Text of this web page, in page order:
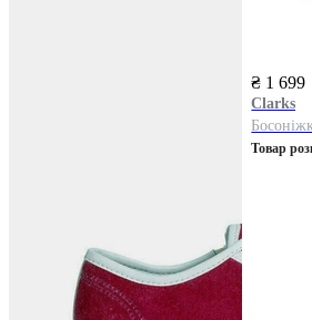
₴ 1 699
Clarks
Товар